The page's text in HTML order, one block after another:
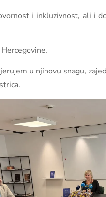
i inkluzivnost, ali i
u njihovu snagu,